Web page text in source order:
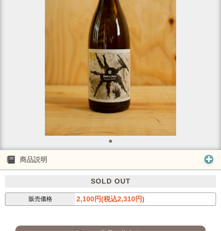
商品説明
SOLD OUT
販売価格 2,100円(税込2,310円)